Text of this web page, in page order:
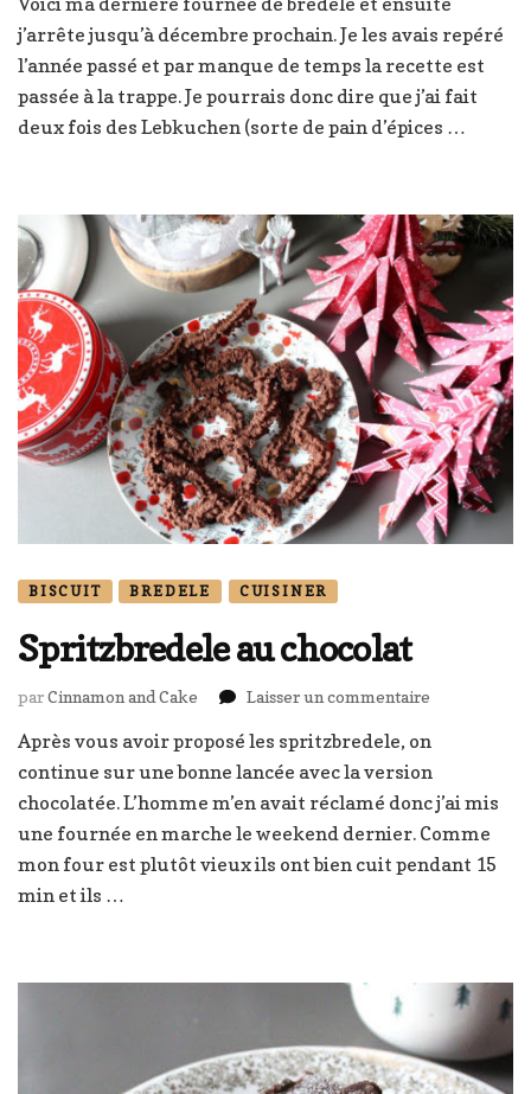
encore
du
bredele
j’arrête jusqu’à décembre prochain. Je les avais repéré
l’année passé et par manque de temps la recette est
passée à la trappe. Je pourrais donc dire que j’ai fait
deux fois des Lebkuchen (sorte de pain d’épices …
BISCUIT BREDELE CUISINER
Spritzbredele au chocolat
parCinnamon and Cake Laisser un commentaire
au
chocolat
Après vous avoir proposé les spritzbredele, on
continue sur une bonne lancée avec la version
chocolatée. L’homme m’en avait réclamé donc j’ai mis
une fournée en marche le weekend dernier. Comme
mon four est plutôt vieux ils ont bien cuit pendant 15
min et ils …